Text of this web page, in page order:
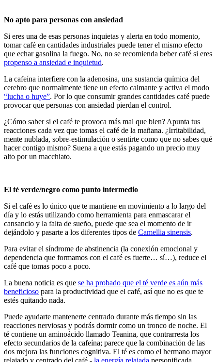
No apto para personas con ansiedad
Si eres una de esas personas inquietas y alerta en todo momento,
tomar café en cantidades industriales puede tener el mismo efecto
que echar gasolina la fuego. No, no se recomienda beber café si eres
propenso a ansiedad e inquietud.
La cafeína interfiere con la adenosina, una sustancia química del
cerebro que normalmente tiene un efecto calmante y activa el modo
“lucha o huye”. Por lo que consumir grandes cantidades café puede
provocar que personas con ansiedad pierdan el control.
¿Cómo saber si el café te provoca más mal que bien? Apunta tus
reacciones cada vez que tomas el café de la mañana. ¿Irritabilidad,
mente nublada, sobre-estimulación o sentirte como que no sabes qué
hacer contigo mismo? Suena a que estás pagando un precio muy
alto por un macchiato.
El té verde/negro como punto intermedio
Si el café es lo único que te mantiene en movimiento a lo largo del
día y lo estás utilizando como herramienta para enmascarar el
cansancio y la falta de sueño, puede que sea el momento de ir
dejándolo y pasarte a los diferentes tipos de Camellia sinensis.
Para evitar el síndrome de abstinencia (la conexión emocional y
dependencia que formamos con el café es fuerte… sí…), reduce el
café que tomas poco a poco.
La buena noticia es que se ha probado que el té verde es aún más
beneficioso para la productividad que el café, así que no es que te
estés quitando nada.
Puede ayudarte mantenerte centrado durante más tiempo sin las
reacciones nerviosas y podrás dormir como un tronco de noche. El
té contiene un aminoácido llamado Teanina, que contrarresta los
efecto secundarios de la cafeína; parece que la combinación de las
dos mejora las funciones cognitiva. El té es como el hermano mayor
relajado y centrado del café - la energía relajada personificada.